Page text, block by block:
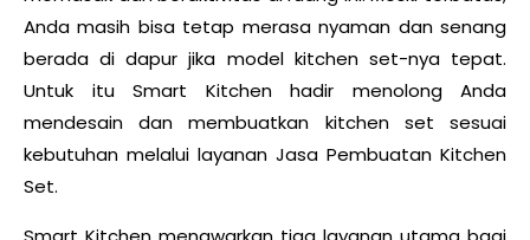
Anda masih bisa tetap merasa nyaman dan senang
berada di dapur jika model kitchen set-nya tepat.
Untuk itu Smart Kitchen hadir menolong Anda
mendesain dan membuatkan kitchen set sesuai
kebutuhan melalui layanan Jasa Pembuatan Kitchen
Set.